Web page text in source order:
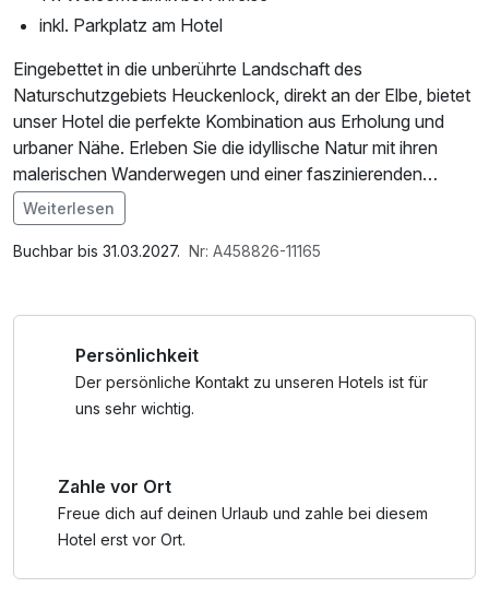
inkl. Parkplatz am Hotel
Eingebettet in die unberührte Landschaft des
Naturschutzgebiets Heuckenlock, direkt an der Elbe, bietet
unser Hotel die perfekte Kombination aus Erholung und
urbaner Nähe. Erleben Sie die idyllische Natur mit ihren
malerischen Wanderwegen und einer faszinierenden
Tierwelt – und das nur 10 Minuten von der pulsierenden
Hamburger Innenstadt entfernt!
beginnt hier!
Im Angebot enthalten
1 x Welcome Drink, 1 Flasche Mineralwasser,
Weiterlesen
Buchbar bis 31.03.2027. Nr: A458826-11165
Persönlichkeit
Der persönliche Kontakt zu unseren Hotels ist für
uns sehr wichtig.
Zahle vor Ort
Freue dich auf deinen Urlaub und zahle bei diesem
Hotel erst vor Ort.